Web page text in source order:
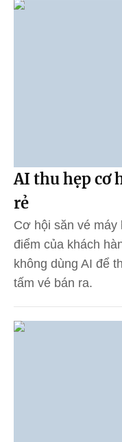
AI thu hẹp cơ
rẻ
Cơ hội săn vé máy
điểm của khách
không dùng AI để
tấm vé bán ra.